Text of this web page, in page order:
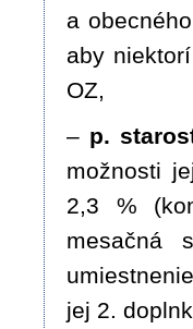
a
aby
OZ,
– p.
možnosti
2,3 %
mesačná
jej 2.